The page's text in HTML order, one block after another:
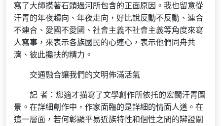
寫了大師摸著石頭過河所包含的正面原因。我也留意從
汗青的年夜趨向、年夜走向，好比說反動不反動、連合
不連合、愛國不愛國、社會主義不社會主義等角度來寫
人寫事，來表示各族國民的心連心，表示他們同舟共
濟、彼此攙扶的精力。
交通融合讓我們的文明佈滿活氣
記 者：您適才描寫了文學創作所依托的宏闊汗青圖
景。在詳細創作中，作家面臨的是詳細的情面人道。在
這一層面，若何彰顯平易近族特性和個性之間的辯證關